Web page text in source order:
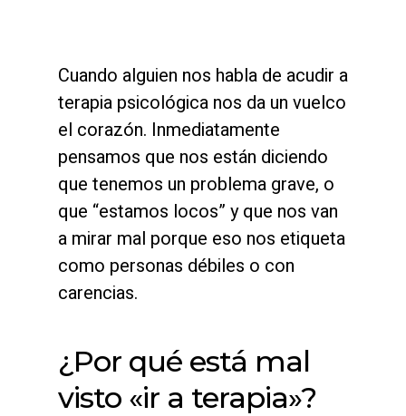
Cuando alguien nos habla de acudir a
terapia psicológica nos da un vuelco
el corazón. Inmediatamente
pensamos que nos están diciendo
que tenemos un problema grave, o
que “estamos locos” y que nos van
a mirar mal porque eso nos etiqueta
como personas débiles o con
carencias.
¿Por qué está mal
visto «ir a terapia»?